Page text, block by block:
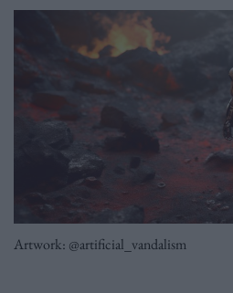
Artwork: @artificial_vandalism